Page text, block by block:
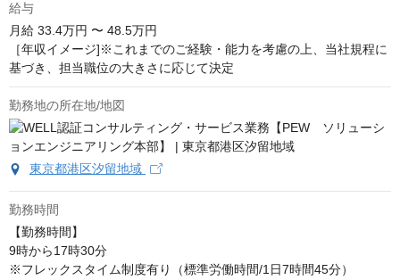
給与
月給 33.4万円 〜 48.5万円
［年収イメージ]※これまでのご経験・能力を考慮の上、当社規程に
基づき、担当職位の大きさに応じて決定
勤務地の所在地/地図
東京都港区汐留地域
勤務時間
【勤務時間】
9時から17時30分
※フレックスタイム制度有り（標準労働時間/1日7時間45分）